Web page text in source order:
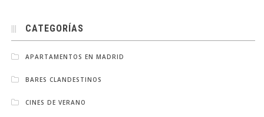
CATEGORÍAS
APARTAMENTOS EN MADRID
BARES CLANDESTINOS
CINES DE VERANO